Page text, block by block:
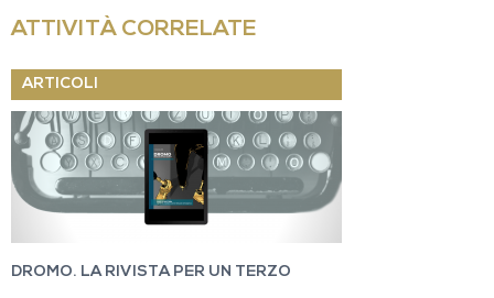
ATTIVITÀ CORRELATE
ARTICOLI
DROMO. LA RIVISTA PER UN TERZO